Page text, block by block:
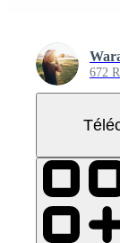
672